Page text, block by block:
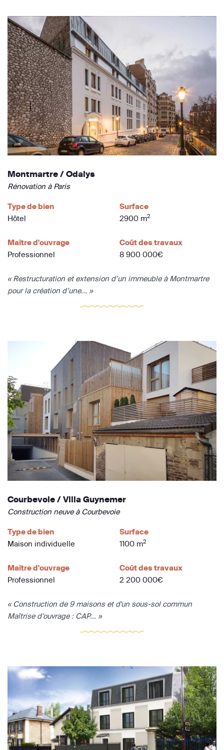
Montmartre / Odalys
Rénovation à Paris
Type de bien
Hôtel
Surface
2900 m2
Maître d'ouvrage
Professionnel
Coût des travaux
8 900 000€
« Restructuration et extension d’un immeuble à Montmartre
pour la création d’une... »
Courbevoie / Villa Guynemer
Construction neuve à Courbevoie
Type de bien
Maison individuelle
Surface
1100 m2
Maître d'ouvrage
Professionnel
Coût des travaux
2 200 000€
« Construction de 9 maisons et d'un sous-sol commun
Maîtrise d’ouvrage : CAP... »